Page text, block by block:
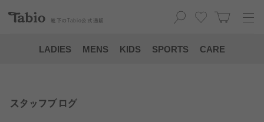
靴下の Tabio 公式通販
LADIES MENS KIDS SPORTS CARE
スタッフブログ